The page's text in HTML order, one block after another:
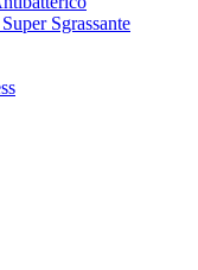
Sgrassante